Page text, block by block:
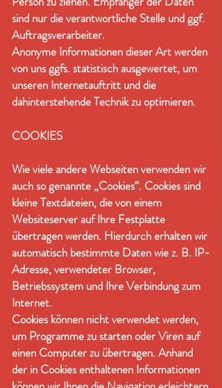
sind nur die verantwortliche Stelle und ggf.
Auftragsverarbeiter.
Anonyme Informationen dieser Art werden
von uns ggfs. statistisch ausgewertet, um
unseren Internetauftritt und die
dahinterstehende Technik zu optimieren.
COOKIES
Wie viele andere Webseiten verwenden wir
auch so genannte „Cookies“. Cookies sind
kleine Textdateien, die von einem
Websiteserver auf Ihre Festplatte
übertragen werden. Hierdurch erhalten wir
automatisch bestimmte Daten wie z. B. IP-
Adresse, verwendeter Browser,
Betriebssystem und Ihre Verbindung zum
Internet.
Cookies können nicht verwendet werden,
um Programme zu starten oder Viren auf
einen Computer zu übertragen. Anhand
der in Cookies enthaltenen Informationen